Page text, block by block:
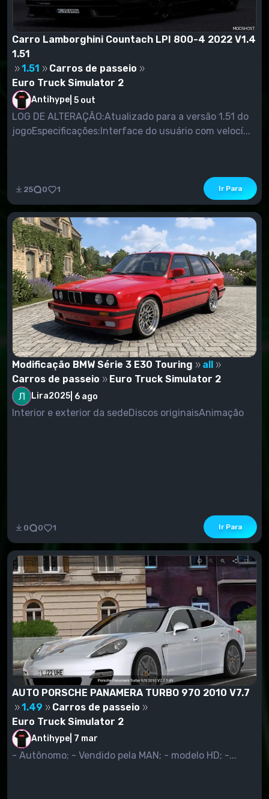
Carro Lamborghini Countach LPI 800-4 2022 V1.4
1.51
1.51
Carros de passeio
Euro Truck Simulator 2
Antihype 5 out
LOG DE ALTERAÇÃO:Atualizado para a versão 1.51 do
jogoEspecificações:Interface do usuário com velocí...
25 0 1 Ir Para
Modificação BMW Série 3 E30 Touring
all
Carros de passeio
Euro Truck Simulator 2
Lira2025 6 ago
Interior e exterior da sedeDiscos originaisAnimação
0 0 1 Ir Para
AUTO PORSCHE PANAMERA TURBO 970 2010 V7.7
1.49
Carros de passeio
Euro Truck Simulator 2
Antihype 7 mar
- Autônomo; - Vendido pela MAN; - modelo HD; -...